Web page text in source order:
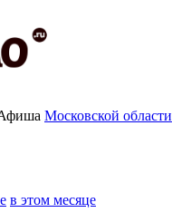
Московской области
в этом месяце